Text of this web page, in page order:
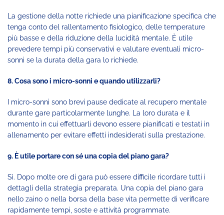
La gestione della notte richiede una pianificazione specifica che
tenga conto del rallentamento fisiologico, delle temperature
più basse e della riduzione della lucidità mentale. È utile
prevedere tempi più conservativi e valutare eventuali micro-
sonni se la durata della gara lo richiede.
8. Cosa sono i micro-sonni e quando utilizzarli?
I micro-sonni sono brevi pause dedicate al recupero mentale
durante gare particolarmente lunghe. La loro durata e il
momento in cui effettuarli devono essere pianificati e testati in
allenamento per evitare effetti indesiderati sulla prestazione.
9. È utile portare con sé una copia del piano gara?
Sì. Dopo molte ore di gara può essere difficile ricordare tutti i
dettagli della strategia preparata. Una copia del piano gara
nello zaino o nella borsa della base vita permette di verificare
rapidamente tempi, soste e attività programmate.